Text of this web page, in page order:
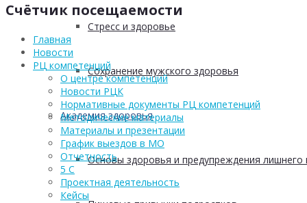
Стресс и здоровье
Сохранение мужского здоровья
Академия здоровья
Основы здоровья и предупреждения лишнего
Счётчик посещаемости
Главная
Новости
РЦ компетенций
О центре компетенций
Новости РЦК
Нормативные документы РЦ компетенций
Методические материалы
Материалы и презентации
График выездов в МО
Отчетность
5 С
Проектная деятельность
Кейсы